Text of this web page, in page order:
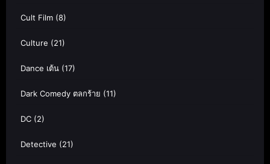
Cult Film (8)
Culture (21)
Dance เต้น (17)
Dark Comedy ตลกร้าย (11)
DC (2)
Detective (21)